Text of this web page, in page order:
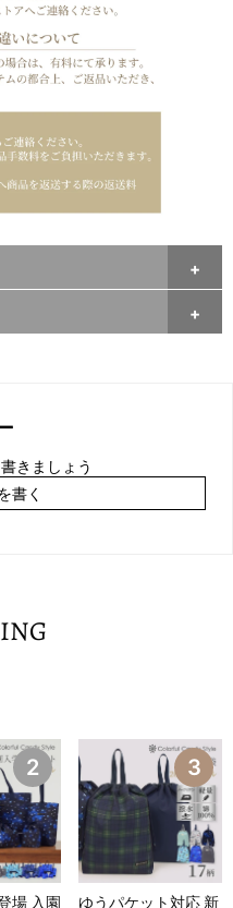
きましょう
書く
2
場 入園
3
ゆうパケット対応 新